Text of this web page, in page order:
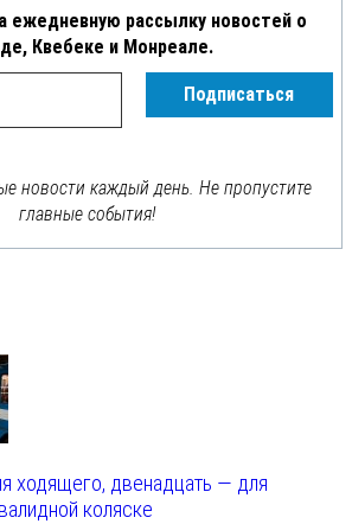
ежедневную рассылку новостей о
Квебеке и Монреале.
новости каждый день. Не пропустите
главные события!
ходящего, двенадцать — для
коляске